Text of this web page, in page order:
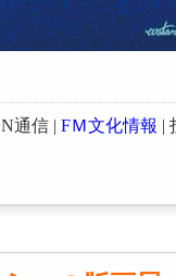
通信 | FＭ文化情報 |